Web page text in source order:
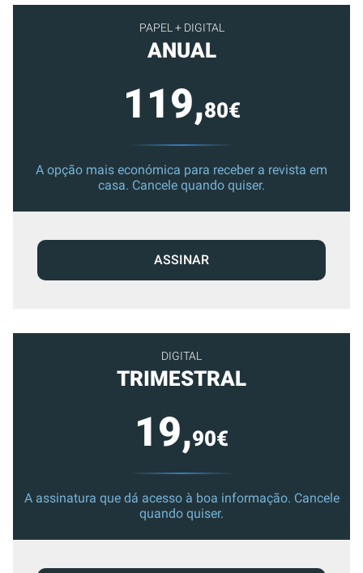
PAPEL + DIGITAL
ANUAL
119,80€
A opção mais económica para receber a revista em
casa. Cancele quando quiser.
ASSINAR
DIGITAL
TRIMESTRAL
19,90€
A assinatura que dá acesso à boa informação. Cancele
quando quiser.